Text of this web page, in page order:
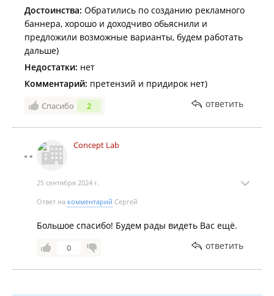
Достоинства: Обратились по созданию рекламного
баннера, хорошо и доходчиво обьяснили и
предложили возможные варианты, будем работать
дальше)
Недостатки: нет
Комментарий: претензий и придирок нет)
Спасибо 2 ответить
Concept Lab
25 сентября 2024 г.
Ответ на комментарий Сергей
Большое спасибо! Будем рады видеть Вас ещё.
0 ответить